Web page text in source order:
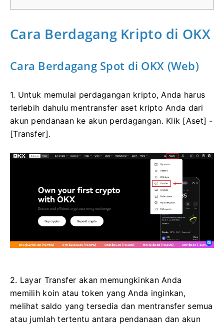
Cara Berdagang Kripto di OKX
Cara Berdagang Spot di OKX (Web)
1. Untuk memulai perdagangan kripto, Anda harus
terlebih dahulu mentransfer aset kripto Anda dari
akun pendanaan ke akun perdagangan. Klik [Aset] -
[Transfer].
2. Layar Transfer akan memungkinkan Anda
memilih koin atau token yang Anda inginkan,
melihat saldo yang tersedia dan mentransfer semua
atau jumlah tertentu antara pendanaan dan akun